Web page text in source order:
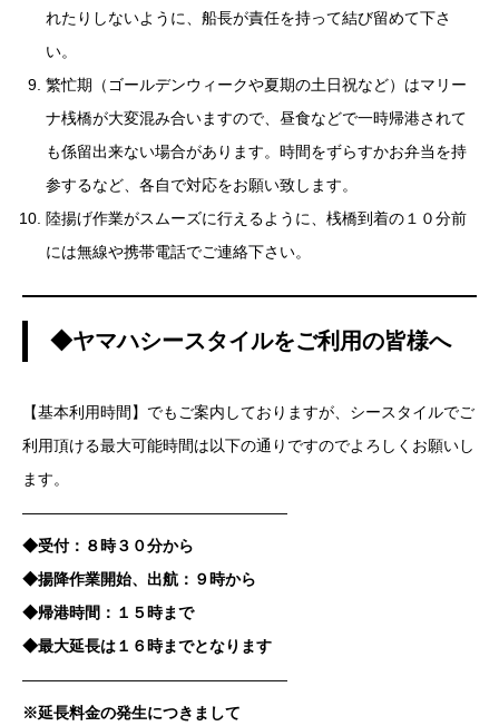
れたりしないように、船長が責任を持って結び留めて下さ
い。
繁忙期（ゴールデンウィークや夏期の土日祝など）はマリー
ナ桟橋が大変混み合いますので、昼食などで一時帰港されて
も係留出来ない場合があります。時間をずらすかお弁当を持
参するなど、各自で対応をお願い致します。
陸揚げ作業がスムーズに行えるように、桟橋到着の１０分前
には無線や携帯電話でご連絡下さい。
◆ヤマハシースタイルをご利用の皆様へ
【基本利用時間】でもご案内しておりますが、シースタイルでご
利用頂ける最大可能時間は以下の通りですのでよろしくお願いし
ます。
—————————————————
◆受付：８時３０分から
◆揚降作業開始、出航：９時から
◆帰港時間：１５時まで
◆最大延長は１６時までとなります
—————————————————
※延長料金の発生につきまして